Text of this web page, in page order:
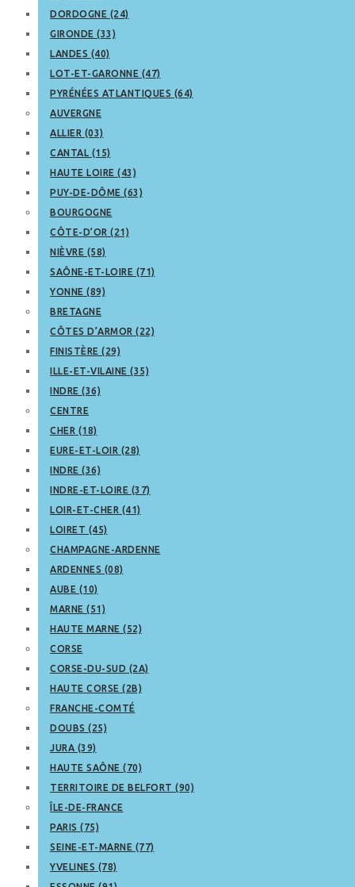
DORDOGNE (24)
GIRONDE (33)
LANDES (40)
LOT-ET-GARONNE (47)
PYRÉNÉES ATLANTIQUES (64)
AUVERGNE
ALLIER (03)
CANTAL (15)
HAUTE LOIRE (43)
PUY-DE-DÔME (63)
BOURGOGNE
CÔTE-D’OR (21)
NIÈVRE (58)
SAÔNE-ET-LOIRE (71)
YONNE (89)
BRETAGNE
CÔTES D’ARMOR (22)
FINISTÈRE (29)
ILLE-ET-VILAINE (35)
INDRE (36)
CENTRE
CHER (18)
EURE-ET-LOIR (28)
INDRE (36)
INDRE-ET-LOIRE (37)
LOIR-ET-CHER (41)
LOIRET (45)
CHAMPAGNE-ARDENNE
ARDENNES (08)
AUBE (10)
MARNE (51)
HAUTE MARNE (52)
CORSE
CORSE-DU-SUD (2A)
HAUTE CORSE (2B)
FRANCHE-COMTÉ
DOUBS (25)
JURA (39)
HAUTE SAÔNE (70)
TERRITOIRE DE BELFORT (90)
ÎLE-DE-FRANCE
PARIS (75)
SEINE-ET-MARNE (77)
YVELINES (78)